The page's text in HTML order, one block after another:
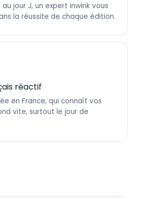
au jour J, un expert inwink vous
la réussite de chaque édition.
réactif
en France, qui connaît vos
vite, surtout le jour de